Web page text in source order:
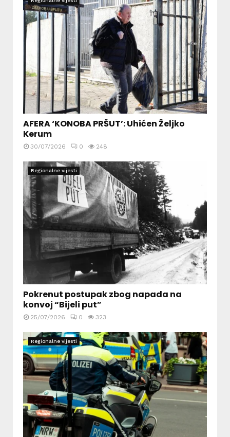
AFERA ‘KONOBA PRŠUT’: Uhićen Željko
Kerum
30/07/2026 0 248
Regionalne vijesti
Pokrenut postupak zbog napada na
konvoj “Bijeli put”
25/07/2026 0 323
Regionalne vijesti